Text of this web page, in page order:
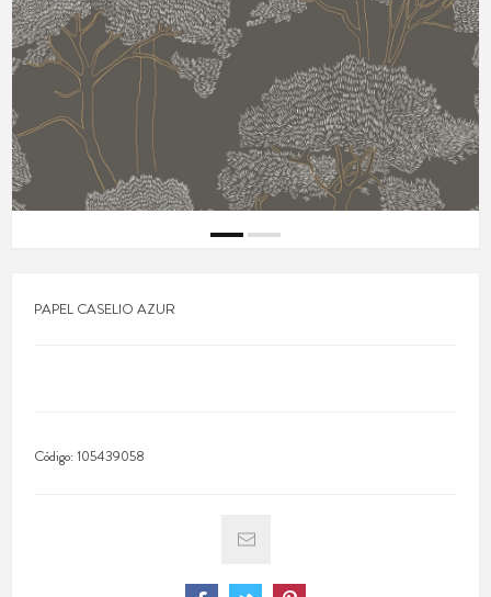
PAPEL CASELIO AZUR
Código:105439058